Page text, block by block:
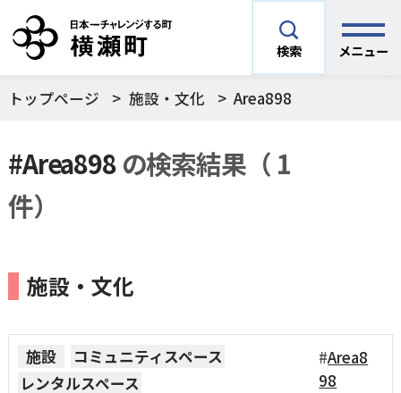
検索 メニュー
メニューを閉じる
安全安心情報
できごとや場面から探す
住民票
印鑑登録 戸籍の届出
よく利用されているコンテンツ
横瀬町の施設
暮らし・手続き・
健康・福祉
子育て・教育・生
涯学習
トップページ 施設・文化 Area898
#Area898の検索結果（ 1
件）
施設・文化
施設
コミュニティスペース
レンタルスペース
Area8
98